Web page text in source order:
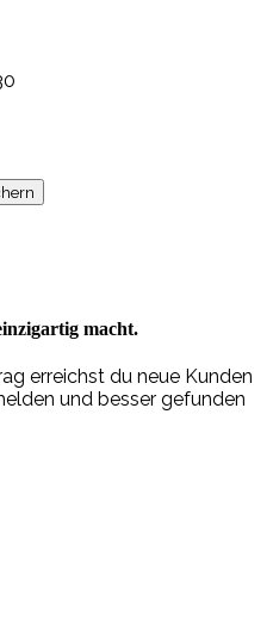
macht.
erreichst du neue Kunden
und besser gefunden